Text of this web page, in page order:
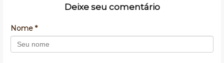
Deixe seu comentário
Nome *